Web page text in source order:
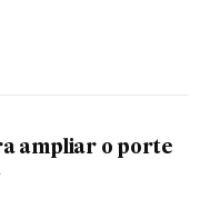
ampliar o porte